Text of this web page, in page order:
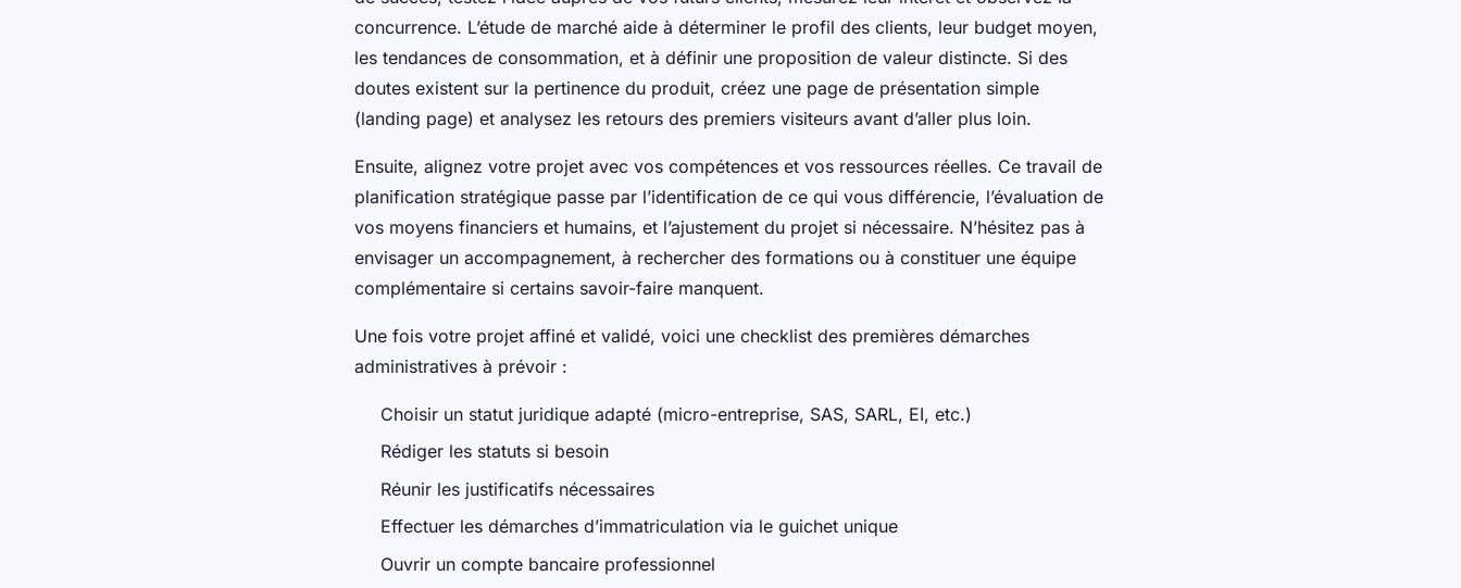
concurrence. L’étude de marché aide à déterminer le profil des clients, leur budget moyen,
les tendances de consommation, et à définir une proposition de valeur distincte. Si des
doutes existent sur la pertinence du produit, créez une page de présentation simple
(landing page) et analysez les retours des premiers visiteurs avant d’aller plus loin.
Ensuite, alignez votre projet avec vos compétences et vos ressources réelles. Ce travail de
planification stratégique passe par l’identification de ce qui vous différencie, l’évaluation de
vos moyens financiers et humains, et l’ajustement du projet si nécessaire. N’hésitez pas à
envisager un accompagnement, à rechercher des formations ou à constituer une équipe
complémentaire si certains savoir-faire manquent.
Une fois votre projet affiné et validé, voici une checklist des premières démarches
administratives à prévoir :
Choisir un statut juridique adapté (micro-entreprise, SAS, SARL, EI, etc.)
Rédiger les statuts si besoin
Réunir les justificatifs nécessaires
Effectuer les démarches d’immatriculation via le guichet unique
Ouvrir un compte bancaire professionnel